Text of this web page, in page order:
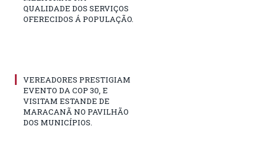
QUALIDADE DOS SERVIÇOS
OFERECIDOS Á POPULAÇÃO.
VEREADORES PRESTIGIAM
EVENTO DA COP 30, E
VISITAM ESTANDE DE
MARACANÃ NO PAVILHÃO
DOS MUNICÍPIOS.